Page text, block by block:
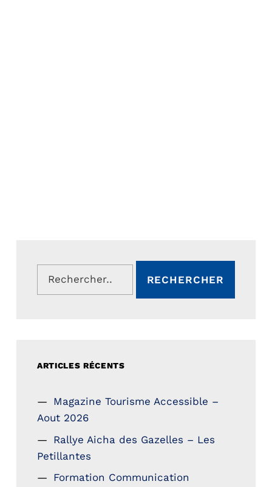
Rechercher :
ARTICLES RÉCENTS
Magazine Tourisme Accessible –
Aout 2026
Rallye Aicha des Gazelles – Les
Petillantes
Formation Communication